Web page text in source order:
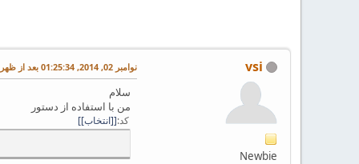
vsi
Newbie
نوامبر 02, 2014, 01:25:34 بعد از ظهر
سلام
من با استفاده از دستور
کد [انتخاب]